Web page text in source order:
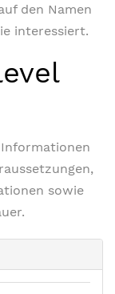
den Namen
interessiert.
sowie